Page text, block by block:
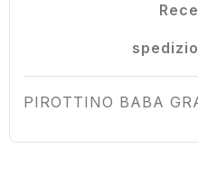
PIROTTINO BABA